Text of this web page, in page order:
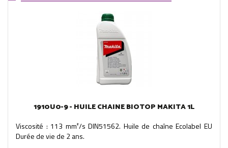
1910U0-9 - HUILE CHAINE BIOTOP MAKITA 1L
Viscosité : 113 mm²/s DIN51562. Huile de chaîne Ecolabel EU
Durée de vie de 2 ans.